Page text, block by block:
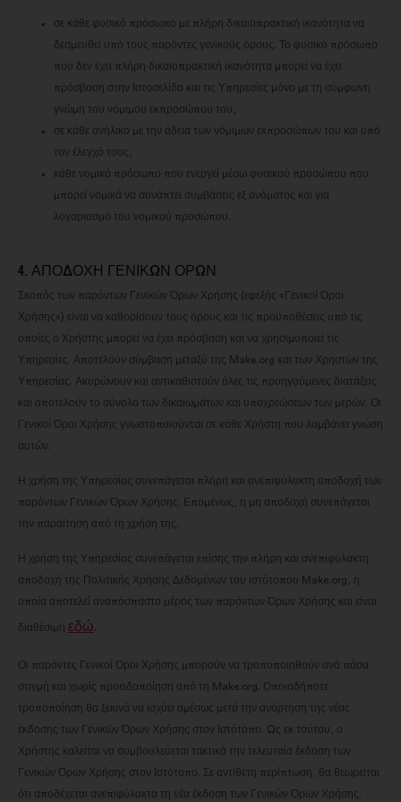
σε κάθε φυσικό πρόσωπο με πλήρη δικαιοπρακτική ικανότητα να
δεσμευθεί υπό τους παρόντες γενικούς όρους. Το φυσικό πρόσωπο
που δεν έχει πλήρη δικαιοπρακτική ικανότητα μπορεί να έχει
πρόσβαση στην Ιστοσελίδα και τις Υπηρεσίες μόνο με τη σύμφωνη
γνώμη του νόμιμου εκπροσώπου του,
σε κάθε ανήλικο με την άδεια των νόμιμων εκπροσώπων του και υπό
τον έλεγχό τους,
κάθε νομικό πρόσωπο που ενεργεί μέσω φυσικού προσώπου που
μπορεί νομικά να συνάπτει συμβάσεις εξ ονόματος και για
λογαριασμό του νομικού προσώπου.
4. ΑΠΟΔΟΧΉ ΓΕΝΙΚΏΝ ΌΡΩΝ
Σκοπός των παρόντων Γενικών Όρων Χρήσης (εφεξής «Γενικοί Όροι
Χρήσης») είναι να καθορίσουν τους όρους και τις προϋποθέσεις υπό τις
οποίες ο Χρήστης μπορεί να έχει πρόσβαση και να χρησιμοποιεί τις
Υπηρεσίες. Αποτελούν σύμβαση μεταξύ της Make.org και των Χρηστών της
Υπηρεσίας. Ακυρώνουν και αντικαθιστούν όλες τις προηγούμενες διατάξεις
και αποτελούν το σύνολο των δικαιωμάτων και υποχρεώσεων των μερών. Οι
Γενικοί Όροι Χρήσης γνωστοποιούνται σε κάθε Χρήστη που λαμβάνει γνώση
αυτών.
Η χρήση της Υπηρεσίας συνεπάγεται πλήρη και ανεπιφύλακτη αποδοχή των
παρόντων Γενικών Όρων Χρήσης. Επομένως, η μη αποδοχή συνεπάγεται
την παραίτηση από τη χρήση της.
Η χρήση της Υπηρεσίας συνεπάγεται επίσης την πλήρη και ανεπιφύλακτη
αποδοχή της Πολιτικής Χρήσης Δεδομένων του ιστότοπου Make.org, η
οποία αποτελεί αναπόσπαστο μέρος των παρόντων Όρων Χρήσης και είναι
διαθέσιμη εδώ
Οι παρόντες Γενικοί Όροι Χρήσης μπορούν να τροποποιηθούν ανά πάσα
στιγμή και χωρίς προειδοποίηση από τη Make.org. Οποιαδήποτε
τροποποίηση θα ξεκινά να ισχύει αμέσως μετά την ανάρτηση της νέας
έκδοσης των Γενικών Όρων Χρήσης στον Ιστότοπο. Ως εκ τούτου, ο
Χρήστης καλείται να συμβουλεύεται τακτικά την τελευταία έκδοση των
Γενικών Όρων Χρήσης στον Ιστότοπο. Σε αντίθετη περίπτωση, θα θεωρείται
ότι αποδέχεται ανεπιφύλακτα τη νέα έκδοση των Γενικών Όρων Χρήσης.